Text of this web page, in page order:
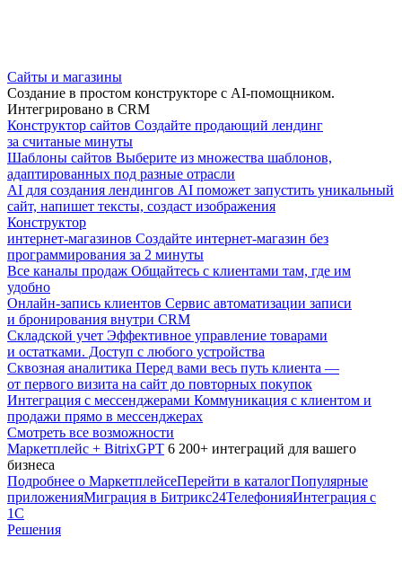
Сайты и магазины
Создание в простом конструкторе с AI-помощником.
Интегрировано в CRM
Конструктор сайтов Создайте продающий лендинг
за считаные минуты
Шаблоны сайтов Выберите из множества шаблонов,
адаптированных под разные отрасли
AI для создания лендингов AI поможет запустить уникальный
сайт, напишет тексты, создаст изображения
Конструктор
интернет-магазинов Создайте интернет-магазин без
программирования за 2 минуты
Все каналы продаж Общайтесь с клиентами там, где им
удобно
Онлайн-запись клиентов Сервис автоматизации записи
и бронирования внутри CRM
Складской учет Эффективное управление товарами
и остатками. Доступ с любого устройства
Сквозная аналитика Перед вами весь путь клиента —
от первого визита на сайт до повторных покупок
Интеграция с мессенджерами Коммуникация с клиентом и
продажи прямо в мессенджерах
Смотреть все возможности
Маркетплейс + BitrixGPT 6 200+ интеграций для вашего
бизнеса
Подробнее о МаркетплейсеПерейти в каталогПопулярные
приложенияМиграция в Битрикс24ТелефонияИнтеграция с
1С
Решения